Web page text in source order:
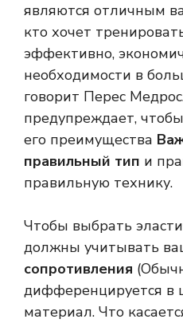
являются отличным
кто хочет
эффективно,
необходимости в
говорит Перес
предупреждает,
его преимущества
правильный тип и
правильную технику.
Чтобы выбрать
должны учитывать
сопротивления
дифференцируется в
материал. Что